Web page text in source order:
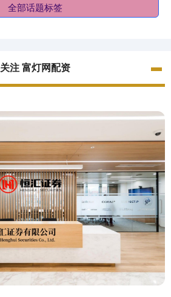
全部话题标签
关注 富灯网配资